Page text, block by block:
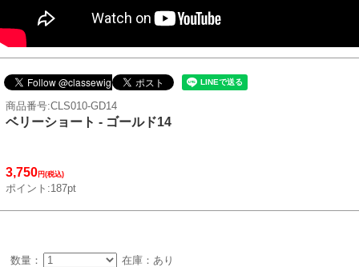
商品番号:CLS010-GD14
ベリーショート - ゴールド14
3,750円(税込)
ポイント:187pt
数量： 在庫：あり